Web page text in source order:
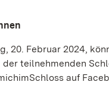
20. Februar 2024,
der teilnehmenden
auf